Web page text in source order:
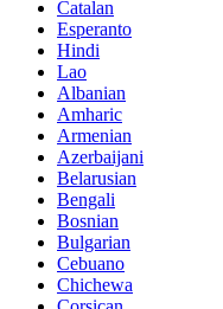
Catalan
Esperanto
Hindi
Lao
Albanian
Amharic
Armenian
Azerbaijani
Belarusian
Bengali
Bosnian
Bulgarian
Cebuano
Chichewa